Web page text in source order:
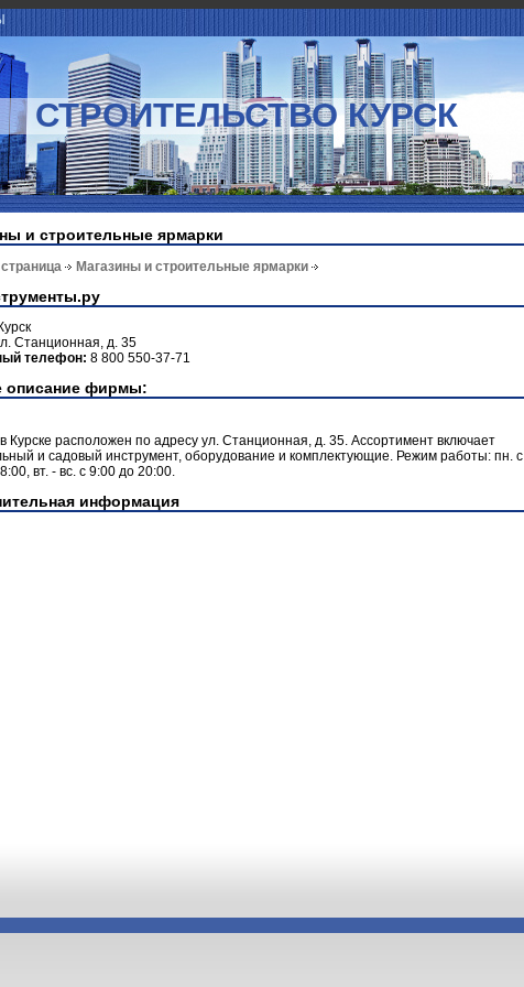
СТРОИТЕЛЬСТВО КУРСК
и строительные ярмарки
Магазины и строительные ярмарки
Курск
Станционная, д. 35
телефон: 8 800 550-37-71
описание фирмы:
Курске расположен по адресу ул. Станционная, д. 35. Ассортимент включает
и садовый инструмент, оборудование и комплектующие. Режим работы: пн. с
вт. - вс. с 9:00 до 20:00.
информация